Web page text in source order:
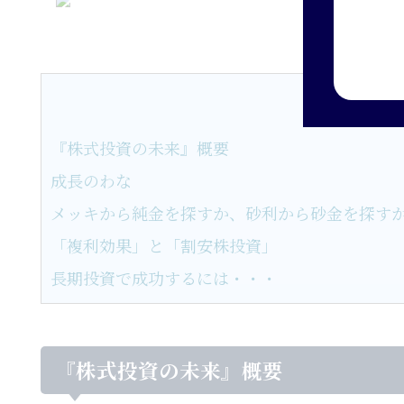
『株式投資の未来』概要
成長のわな
メッキから純金を探すか、砂利から砂金を探す
「複利効果」と「割安株投資」
長期投資で成功するには・・・
『株式投資の未来』概要